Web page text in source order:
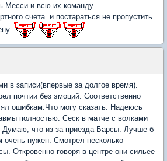
Месси и всю их команду.
счета. и постараться не пропустить.
в записи(впервые за долгое время).
почтии без эмоций. Соответственно
ошибкам.Что могу сказать. Надеюсь
полностью. Сеск в матче с волками
Думаю, что из-за приезда Барсы. Лучше б
очень нужен. Смотрел несколько
Откровенно говоря в центре они сильее